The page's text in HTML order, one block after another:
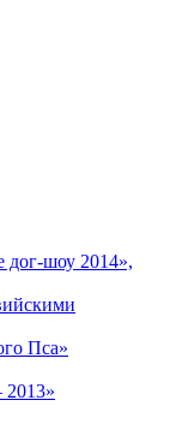
дог-шоу 2014»,
Пса»
2013»